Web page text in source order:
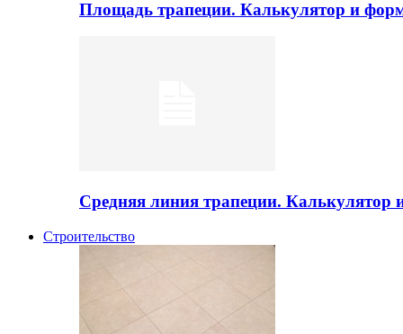
Площадь трапеции. Калькулятор и
Средняя линия трапеции.
Строительство